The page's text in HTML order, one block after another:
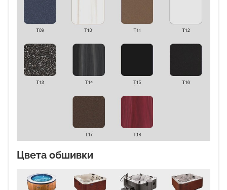
Цвета обшивки